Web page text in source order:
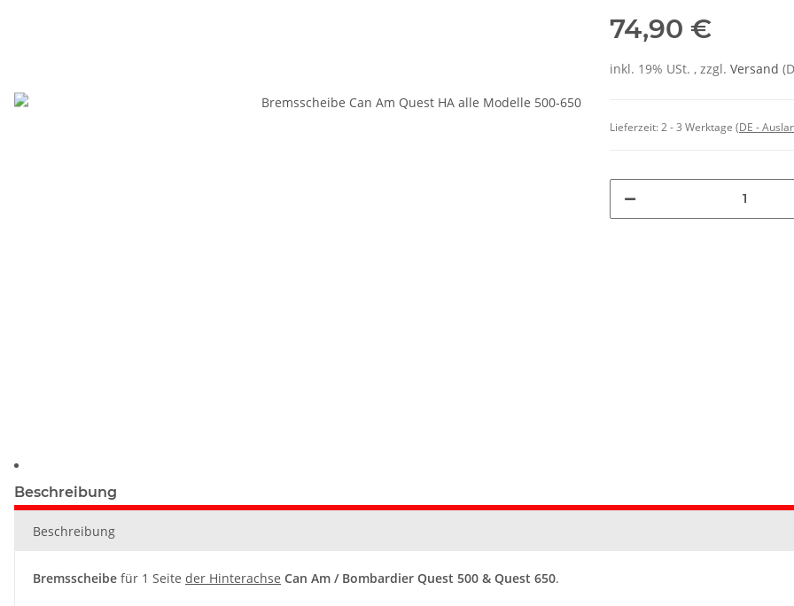
74,90 €
inkl. 19% USt. , zzgl. Versand
Lieferzeit:2 - 3 Werktage (DE -
Beschreibung
Beschreibung
Bremsscheibe für 1 Seite der Hinterachse Can Am / Bombardier Quest 500 & Quest 650.